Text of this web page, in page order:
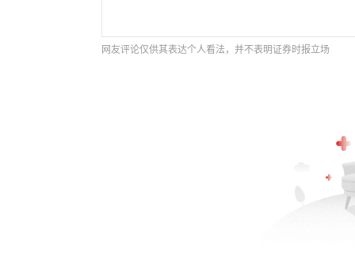
网友评论仅供其表达个人看法，并不表明证券时报立场